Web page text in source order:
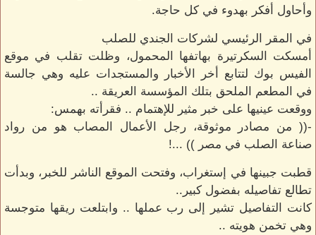
وأحاول أفكر بهدوء في كل حاجة.
في المقر الرئيسي لشركات الجندي للصلب
أمسكت السكرتيرة بهاتفها المحمول، وظلت تقلب في موقع
الفيس بوك لتتابع أخر الأخبار والمستجدات عليه وهي جالسة
في المطعم الملحق بتلك المؤسسة العريقة ..
ووقعت عينيها على خبر مثير للإهتمام .. فقرأته بهمس:
-(( من مصادر موثوقة، رجل الأعمال المصاب هو من رواد
صناعة الصلب في مصر )) ...!
قطبت جبينها في إستغراب، وفتحت الموقع الناشر للخبر، وبدأت
تطالع تفاصيله بفضول كبير..
كانت التفاصيل تشير إلى رب عملها .. وابتلعت ريقها متوجسة
وهي تخمن هويته ..